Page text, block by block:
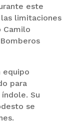
este
limitaciones
Camilo
equipo
para
Su
se